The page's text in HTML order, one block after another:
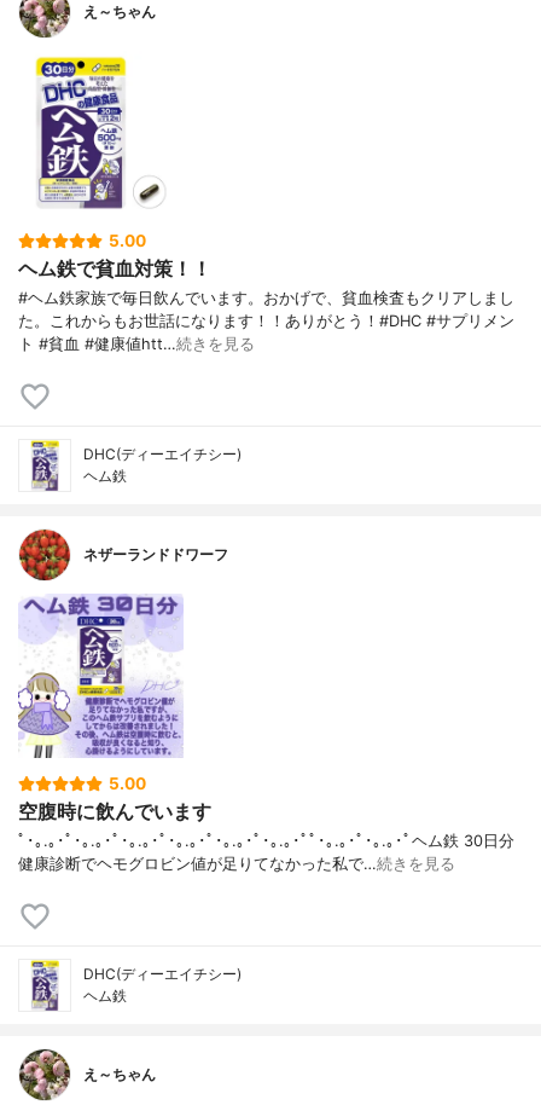
え～ちゃん
5.00
ヘム鉄で貧血対策！！
#ヘム鉄家族で毎日飲んでいます。おかげで、貧血検査もクリアしまし
た。これからもお世話になります！！ありがとう！#DHC #サプリメン
ト #貧血 #健康値htt…続きを見る
DHC(ディーエイチシー)
ヘム鉄
ネザーランドドワーフ
5.00
空腹時に飲んでいます
ﾟ･｡.｡･ﾟ･｡.｡･ﾟ･｡.｡･ﾟ･｡.｡･ﾟ･｡.｡･ﾟ･｡.｡･ﾟﾟ･｡.｡･ﾟ･｡.｡･ﾟヘム鉄 30日分
健康診断でヘモグロビン値が足りてなかった私で…続きを見る
DHC(ディーエイチシー)
ヘム鉄
え～ちゃん